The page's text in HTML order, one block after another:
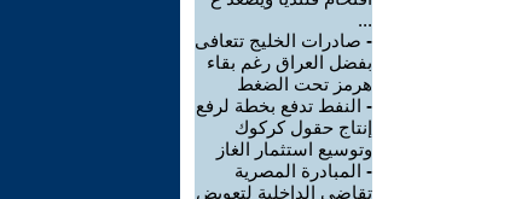
...
- صادرات الخليج تتعافى
بفضل العراق رغم بقاء
هرمز تحت الضغط
- النفط تدفع بخطة لرفع
إنتاج حقول كركوك
وتوسيع استثمار الغاز
- المبادرة المصرية
تقاضي الداخلية لتعويض